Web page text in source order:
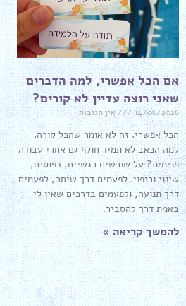
אם הכל אפשרי, למה הדברים
שאני רוצה עדיין לא קורים?
14/06/2026 אין תגובות
הכל אפשרי. זה לא אומר שהכל קורה.
למה הכאב לא תמיד חולף גם אחרי עבודה
פנימית? על שורשים רגשיים, דפוסים,
שינוי וריפוי. לפעמים דרך שיחה, לפעמים
דרך תנועה, ולפעמים בדרכים שאין לי
באמת דרך להסביר.
להמשך קריאה »